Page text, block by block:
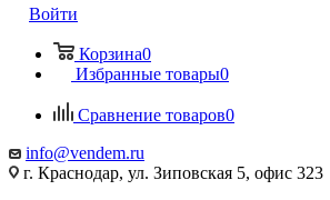
Войти
Корзина0
Избранные товары0
Сравнение товаров0
info@vendem.ru
г. Краснодар, ул. Зиповская 5, офис 323